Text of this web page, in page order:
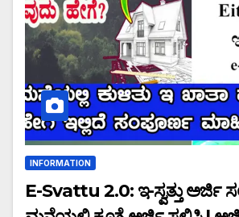
INFORMATION
E-Svattu 2.0: ಇ-ಸ್ವತ್ತು ಅರ್ಜಿ